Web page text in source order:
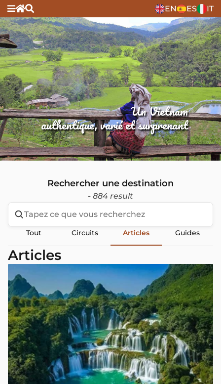
EN ES IT
Un Vietnam
authentique, varié et surprenant
Rechercher une destination
- 884 result
Tout Circuits Articles Guides
Articles